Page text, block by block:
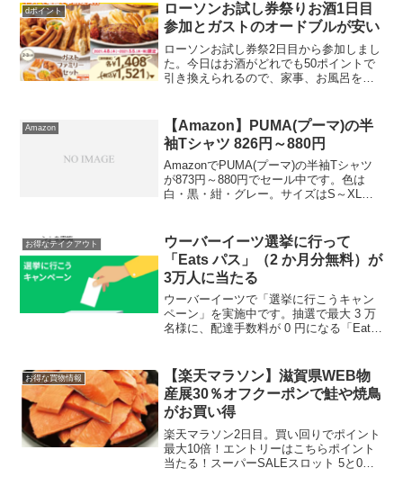
dポイント
ローソンお試し券祭りお酒1日目
参加とガストのオードブルが安い
ローソンお試し券祭2日目から参加しまし
た。今日はお酒がどれでも50ポイントで
引き換えられるので、家事、お風呂を済
～私も2時間近く粘って、帰ってへとへと
ですが、頑張...
Amazon
【Amazon】PUMA(プーマ)の半
袖Tシャツ 826円～880円
AmazonでPUMA(プーマ)の半袖Tシャツ
が873円～880円でセール中です。色は
白・黒・紺・グレー。サイズはS～XLま
い替えに。グラフィックTシャツ S/M
の...
お得なテイクアウト
ウーバーイーツ選挙に行って
「Eats パス」（2 か月分無料）が
3万人に当たる
ウーバーイーツで「選挙に行こうキャン
ペーン」を実施中です。抽選で最大 3 万
名様に、配達手数料が 0 円になる「Eats
所で「投票済証明書」を受け取る投...
お得な買物情報
【楽天マラソン】滋賀県WEB物
産展30％オフクーポンで鮭や焼鳥
がお買い得
楽天マラソン2日目。買い回りでポイント
最大10倍！エントリーはこちらポイント
当たる！スーパーSALEスロット 5と0の